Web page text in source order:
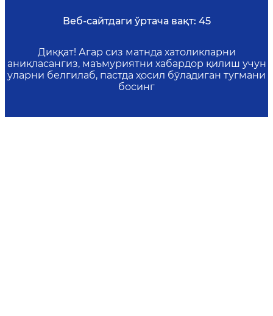
Веб-сайтдаги ўртача вақт: 45
Диққат! Агар сиз матнда хатоликларни
аниқласангиз, маъмуриятни хабардор қилиш учун
уларни белгилаб, пастда ҳосил бўладиган тугмани
босинг